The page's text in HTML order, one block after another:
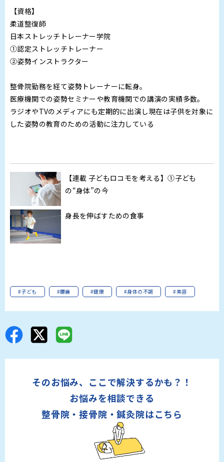
【資格】
柔道整復師
日本ストレッチトレーナー学院
①認定ストレッチトレーナー
②姿勢インストラクター
整骨院勤務を経て姿勢トレーナーに転身。
医療機関での姿勢セミナーや教育機関での講演の実績多数。
ラジオやTVのメディアにも定期的に出演し現在は子供を対象に
した姿勢の教育のための活動に注力している
【連載 子どもロコモを考える】①子ども
の“身体”の今
身長を伸ばすための食事
#子ども #腰痛 #健康 #身体の不調 #美容
そのお悩み、ここで解決するかも？！
お悩みを相談できる
整骨院・接骨院・鍼灸院はこちら